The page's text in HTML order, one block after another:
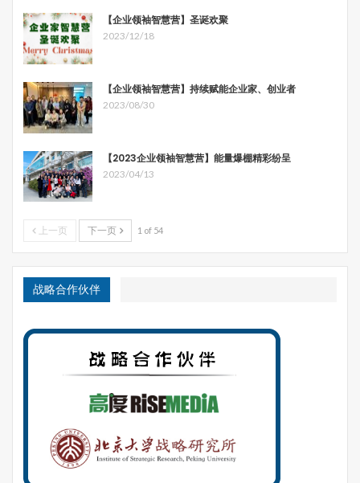
【企业领袖智慧营】圣诞欢聚
2023/12/18
【企业领袖智慧营】持续赋能企业家、创业者
2023/08/30
【2023企业领袖智慧营】能量爆棚精彩纷呈
2023/04/13
上一页 下一页 1 of 54
战略合作伙伴